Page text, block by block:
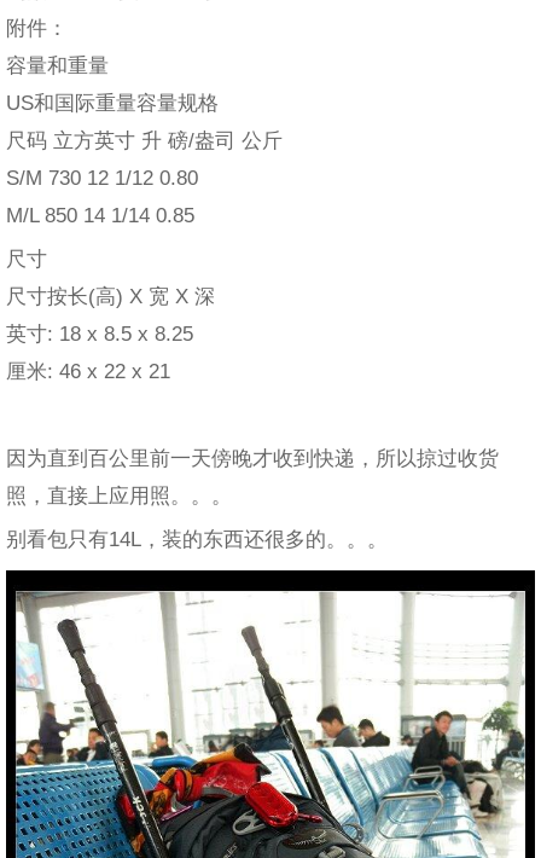
附件：
容量和重量
US和国际重量容量规格
尺码 立方英寸 升 磅/盎司 公斤
S/M 730 12 1/12 0.80
M/L 850 14 1/14 0.85
尺寸
尺寸按长(高) X 宽 X 深
英寸: 18 x 8.5 x 8.25
厘米: 46 x 22 x 21
因为直到百公里前一天傍晚才收到快递，所以掠过收货
照，直接上应用照。。。
别看包只有14L，装的东西还很多的。。。